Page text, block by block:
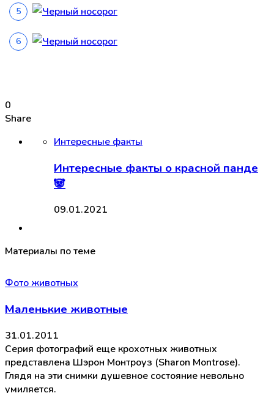
0
Share
Интересные факты
Интересные факты о красной панде
🐼
09.01.2021
Материалы по теме
Фото животных
Маленькие животные
31.01.2011
Серия фотографий еще крохотных животных
представлена Шэрон Монтроуз (Sharon Montrose).
Глядя на эти снимки душевное состояние невольно
умиляется.